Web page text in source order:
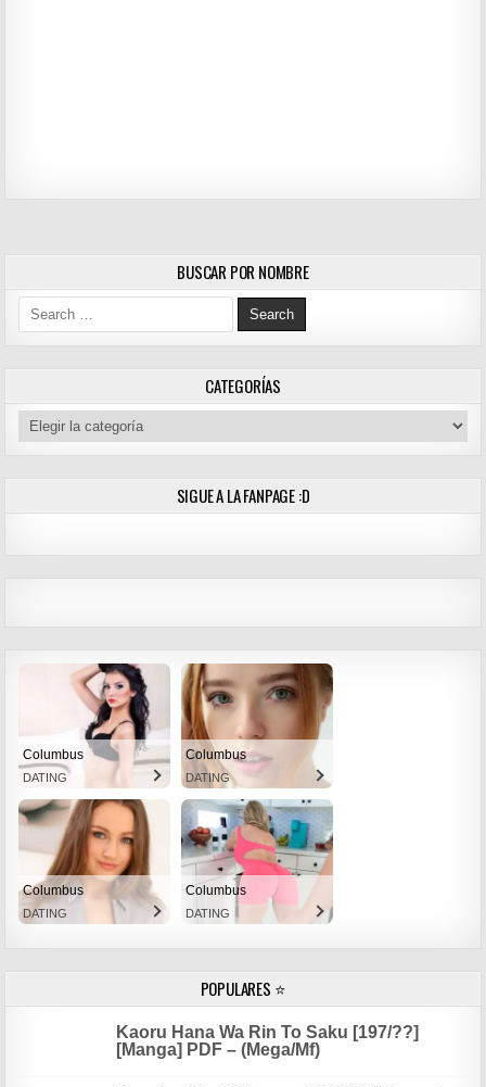
BUSCAR POR NOMBRE
Search for:
CATEGORÍAS
Categorías
SIGUE A LA FANPAGE :D
Columbus
DATING
Columbus
DATING
Columbus
DATING
Columbus
DATING
POPULARES ⭐
Kaoru Hana Wa Rin To Saku [197/??]
[Manga] PDF – (Mega/Mf)